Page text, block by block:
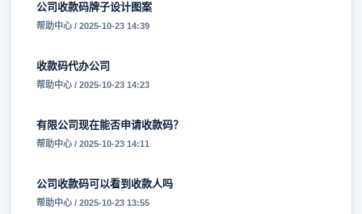
公司收款码牌子设计图案
帮助中心 / 2025-10-23 14:39
收款码代办公司
帮助中心 / 2025-10-23 14:23
有限公司现在能否申请收款码？
帮助中心 / 2025-10-23 14:11
公司收款码可以看到收款人吗
帮助中心 / 2025-10-23 13:55